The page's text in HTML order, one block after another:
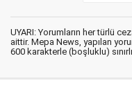
UYARI: Yorumların her türlü
aittir. Mepa News, yapılan
600 karakterle (boşluklu)